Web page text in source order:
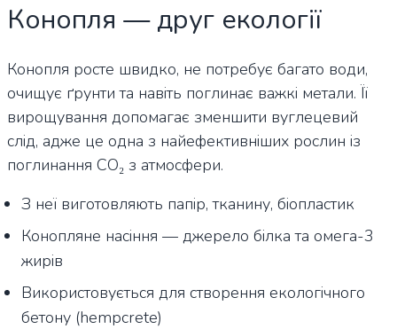
Конопля — друг екології
Конопля росте швидко, не потребує багато води,
очищує ґрунти та навіть поглинає важкі метали. Її
вирощування допомагає зменшити вуглецевий
слід, адже це одна з найефективніших рослин із
поглинання CO₂ з атмосфери.
З неї виготовляють папір, тканину, біопластик
Конопляне насіння — джерело білка та омега-3
жирів
Використовується для створення екологічного
бетону (hempcrete)